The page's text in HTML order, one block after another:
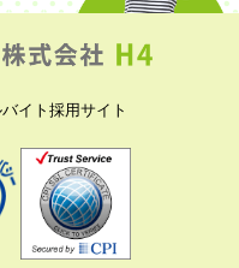
イト採用サイト